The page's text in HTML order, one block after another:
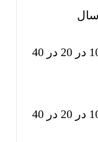
خرید بلوک سبک سیمانی 10 در 20 در 40
مزایا بلوک سبک سیمانی 10 در 20 در 40